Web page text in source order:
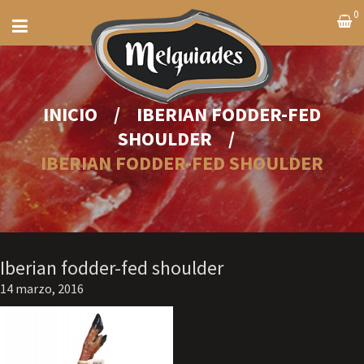
0
INICIO /
IBERIAN FODDER-FED
SHOULDER
/
IBERIAN FODDER-FED SHOULDER
Iberian fodder-fed shoulder
14 marzo, 2016